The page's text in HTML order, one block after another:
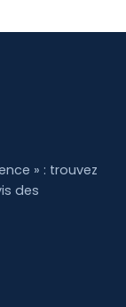
» : trouvez
des